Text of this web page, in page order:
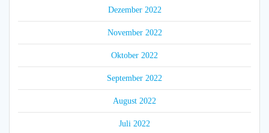
Dezember 2022
November 2022
Oktober 2022
September 2022
August 2022
Juli 2022